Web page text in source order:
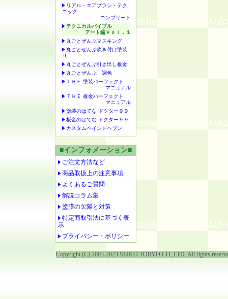
リアル・エアブラシ・テク
ニック
コンプリート
テクニカルバイブル
アート編Ｖｏｌ．１
丸ごとぜんぶマスキング
丸ごとぜんぶ吹き付け塗装
Ⅱ
丸ごとぜんぶ引き出し板金
丸ごとぜんぶ 調色
ＴＨＥ 塗装パーフェクト
マニュアル
ＴＨＥ 板金パーフェクト
マニュアル
塗装のはてな ドクター９９
板金のはてな ドクター９９
カスタムペイントヘブン
■インフォメーション■
ご注文方法など
商品取扱上の注意事項
よくあるご質問
解説コラム集
塗膜の欠陥と対策
特定商取引法に基づく表
示
プライバシー・ポリシー
Copyright (C) 2003-2023 SEIKO TORYO CO.,LTD. All rights